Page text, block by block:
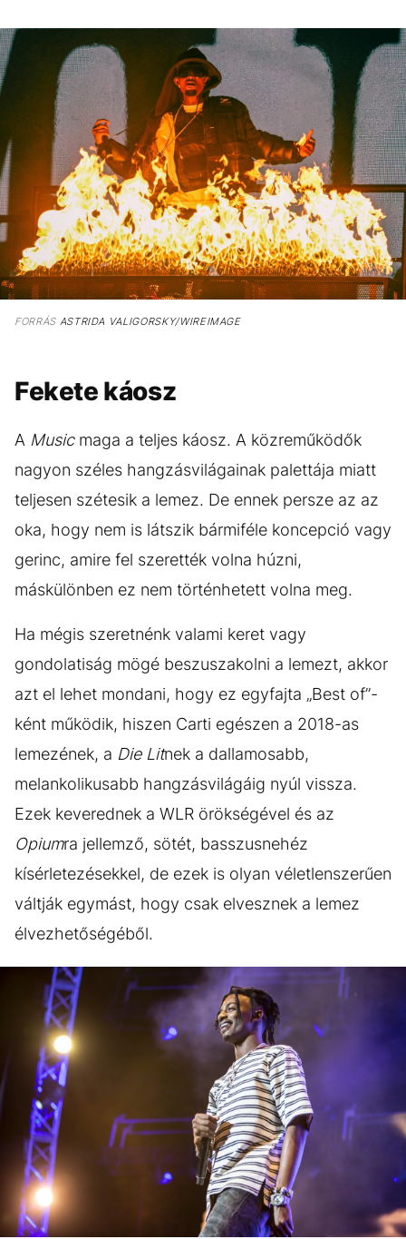
FORRÁSASTRIDA VALIGORSKY/WIREIMAGE
Fekete káosz
A Musicmaga a teljes káosz. A közreműködők
nagyon széles hangzásvilágainak palettája miatt
teljesen szétesik a lemez. De ennek persze az az
oka, hogy nem is látszik bármiféle koncepció vagy
gerinc, amire fel szerették volna húzni,
máskülönben ez nem történhetett volna meg.
Ha mégis szeretnénk valami keret vagy
gondolatiság mögé beszuszakolni a lemezt, akkor
azt el lehet mondani, hogy ez egyfajta „Best of”-
ként működik, hiszen Carti egészen a 2018-as
lemezének, a Die Litnek a dallamosabb,
melankolikusabb hangzásvilágáig nyúl vissza.
Ezek keverednek a WLR örökségével és az
Opiumra jellemző, sötét, basszusnehéz
kísérletezésekkel, de ezek is olyan véletlenszerűen
váltják egymást, hogy csak elvesznek a lemez
élvezhetőségéből.